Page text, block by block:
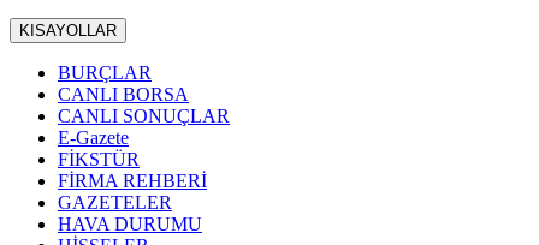
KISAYOLLAR
BURÇLAR
CANLI BORSA
CANLI SONUÇLAR
E-Gazete
FİKSTÜR
FİRMA REHBERİ
GAZETELER
HAVA DURUMU